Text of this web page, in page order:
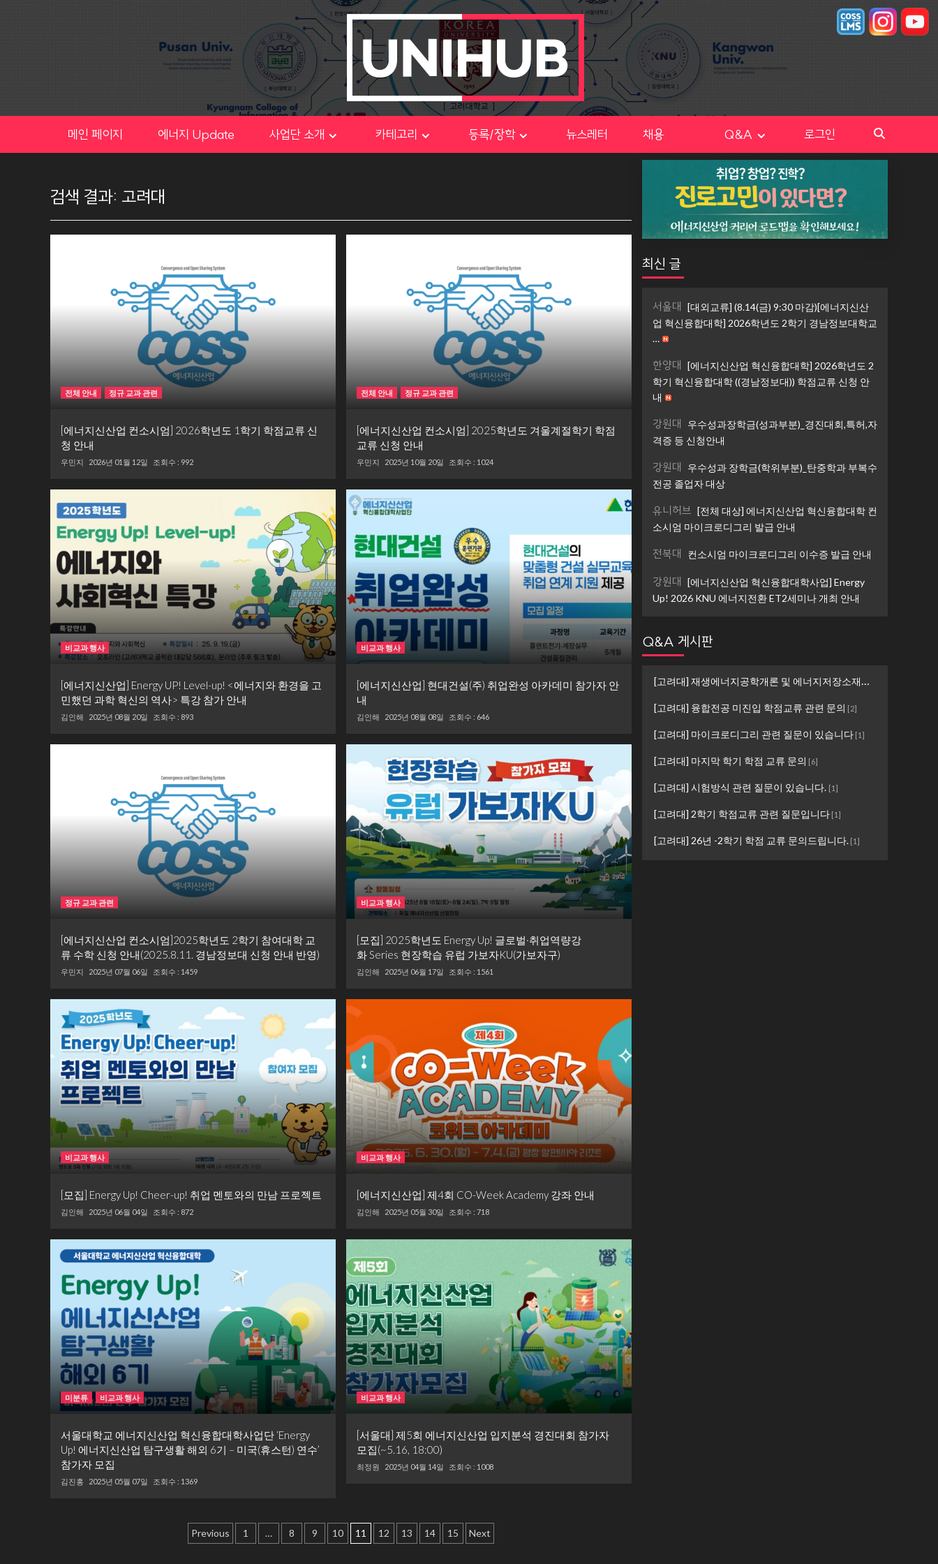
메인 페이지 에너지 Update 사업단 소개 카테고리 등록/장학 뉴스레터 채용 Q&A 로그인
검색 결과: 고려대
전체 안내 정규 교과 관련
[에너지신산업 컨소시엄] 2026학년도 1학기 학점교류 신
청 안내
우민지 2026년 01월 12일 조회수 : 992
전체 안내 정규 교과 관련
[에너지신산업 컨소시엄] 2025학년도 겨울계절학기 학점
교류 신청 안내
우민지 2025년 10월 20일 조회수 : 1024
비교과 행사
[에너지신산업] Energy UP! Level-up! <에너지와 환경을 고
민했던 과학 혁신의 역사> 특강 참가 안내
김인해 2025년 08월 20일 조회수 : 893
비교과 행사
[에너지신산업] 현대건설(주) 취업완성 아카데미 참가자 안
내
김인해 2025년 08월 08일 조회수 : 646
정규 교과 관련
[에너지신산업 컨소시엄]2025학년도 2학기 참여대학 교
류 수학 신청 안내(2025.8.11. 경남정보대 신청 안내 반영)
우민지 2025년 07월 06일 조회수 : 1459
비교과 행사
[모집] 2025학년도 Energy Up! 글로벌·취업역량강
화 Series 현장학습 유럽 가보자KU(가보자구)
김인해 2025년 06월 17일 조회수 : 1561
비교과 행사
[모집] Energy Up! Cheer-up! 취업 멘토와의 만남 프로젝트
김인해 2025년 06월 04일 조회수 : 872
비교과 행사
[에너지신산업] 제4회 CO-Week Academy 강좌 안내
김인해 2025년 05월 30일 조회수 : 718
미분류 비교과 행사
서울대학교 에너지신산업 혁신융합대학사업단 ‘Energy
Up! 에너지신산업 탐구생활 해외 6기 – 미국(휴스턴) 연수’
참가자 모집
김진홍 2025년 05월 07일 조회수 : 1369
비교과 행사
[서울대] 제5회 에너지신산업 입지분석 경진대회 참가자
모집(~5.16, 18:00)
최정원 2025년 04월 14일 조회수 : 1008
글
Previous 1 … 8 9 10 11 12 13 14 15 Next
최신 글
서울대
[대외교류] (8.14(금) 9:30 마감)[에너지신산
업 혁신융합대학] 2026학년도 2학기 경남정보대학교
…
한양대
[에너지신산업 혁신융합대학] 2026학년도 2
학기 혁신융합대학 ((경남정보대)) 학점교류 신청 안
내
강원대
우수성과장학금(성과부분)_경진대회,특허,자
격증 등 신청안내
강원대
우수성과 장학금(학위부분)_탄중학과 부복수
전공 졸업자 대상
유니허브 [전체 대상] 에너지신산업 혁신융합대학 컨
소시엄 마이크로디그리 발급 안내
전북대 컨소시엄 마이크로디그리 이수증 발급 안내
강원대
[에너지신산업 혁신융합대학사업] Energy
Up! 2026 KNU 에너지전환 ET2세미나 개최 안내
Q&A 게시판
[고려대] 재생에너지공학개론 및 에너지저장소재설계 ...
[고려대] 융합전공 미진입 학점교류 관련 문의 [2]
[고려대] 마이크로디그리 관련 질문이 있습니다[1]
[고려대] 마지막 학기 학점 교류 문의 [6]
[고려대] 시험방식 관련 질문이 있습니다. [1]
[고려대] 2학기 학점교류 관련 질문입니다[1]
[고려대] 26년 -2학기 학점 교류 문의드립니다.[1]